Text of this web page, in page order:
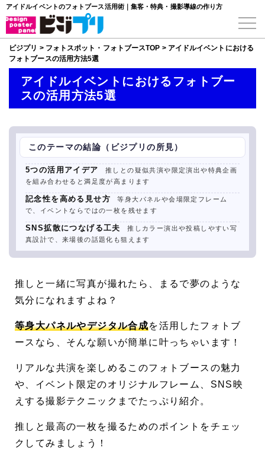
アイドルイベントのフォトブース活用術｜集客・特典・撮影導線の作り方
ビジプリ > フォトスポット・フォトブースTOP > アイドルイベントにおける
フォトブースの活用方法5選
アイドルイベントにおけるフォトブー
スの活用方法5選
このテーマの結論（ビジプリの所見）
5つの活用アイデア
推しとの疑似共演や限定演出や特典企画
を組み合わせると満足度が高まります
記念性を高める見せ方
等身大パネルや会場限定フレーム
で、イベントならではの一枚を残せます
SNS拡散につなげる工夫
推しカラー演出や投稿しやすい写
真設計で、来場後の話題化も狙えます
推しと一緒に写真が撮れたら、まるで夢のような
気分になれますよね？
等身大パネルやデジタル合成を活用したフォトブ
ースなら、そんな願いが簡単に叶っちゃいます！
リアルな共演を楽しめるこのフォトブースの魅力
や、イベント限定のオリジナルフレーム、SNS映
えする撮影テクニックまでたっぷり紹介。
推しと最高の一枚を撮るためのポイントをチェッ
クしてみましょう！